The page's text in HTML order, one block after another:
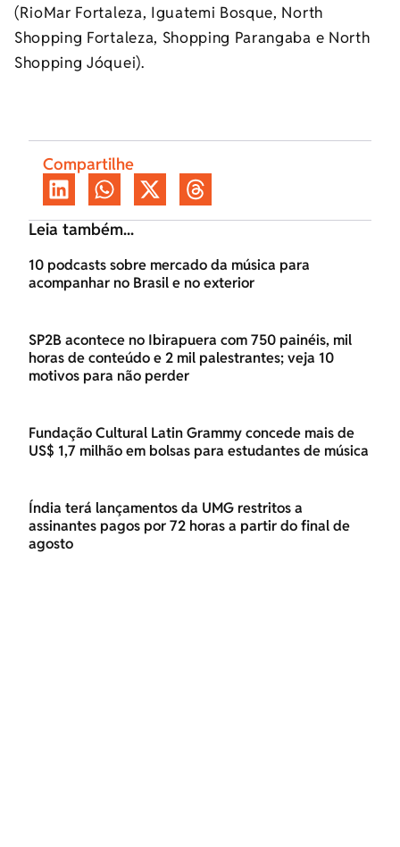
(RioMar Fortaleza, Iguatemi Bosque, North
Shopping Fortaleza, Shopping Parangaba e North
Shopping Jóquei).
Compartilhe
Leia também...
10 podcasts sobre mercado da música para
acompanhar no Brasil e no exterior
SP2B acontece no Ibirapuera com 750 painéis, mil
horas de conteúdo e 2 mil palestrantes; veja 10
motivos para não perder
Fundação Cultural Latin Grammy concede mais de
US$ 1,7 milhão em bolsas para estudantes de música
Índia terá lançamentos da UMG restritos a
assinantes pagos por 72 horas a partir do final de
agosto